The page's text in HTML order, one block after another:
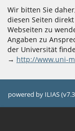
Wir bitten Sie
diesen Seiten
Webseiten zu
Angaben zu
der Universität
→ http://www.uni-
powered by ILIAS